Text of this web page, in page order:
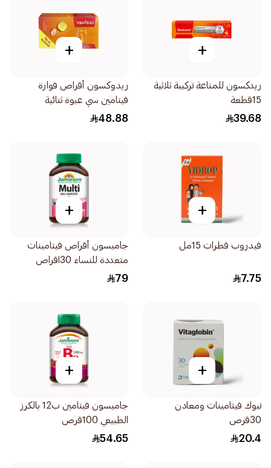
+
ريدكسون للمناعة تركيبة ثلاثية
15قطعة
39.68
+
ريدوكسون أقراص فوارة
فيتامين سي عبوة ثنائية
2×15قرص
48.88
+
فيدروب قطرات 15مل
7.75
+
جاميسون أقراص فيتامينات
متعددة للنساء 30اقراص
79
+
تبوك فيتامينات ومعادن
30قرص
20.4
+
جاميسون فيتامين ب12 بالكرز
الطبيعي 100قرص
54.65